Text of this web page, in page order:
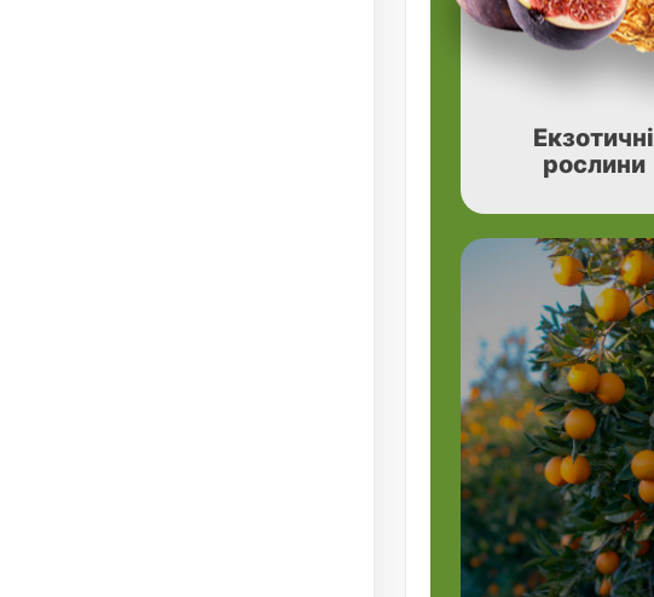
Екзотичні
рослини